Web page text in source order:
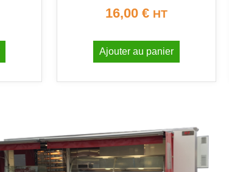
16,00 € HT
Ajouter au panier